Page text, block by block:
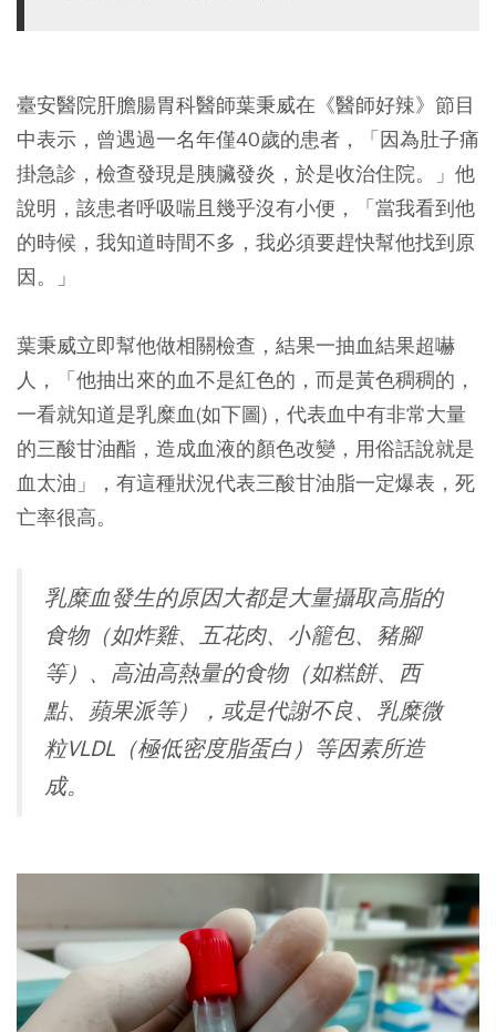
臺安醫院肝膽腸胃科醫師葉秉威在《醫師好辣》節目
中表示，曾遇過一名年僅40歲的患者，「因為肚子痛
掛急診，檢查發現是胰臟發炎，於是收治住院。」他
說明，該患者呼吸喘且幾乎沒有小便，「當我看到他
的時候，我知道時間不多，我必須要趕快幫他找到原
因。」
葉秉威立即幫他做相關檢查，結果一抽血結果超嚇
人，「他抽出來的血不是紅色的，而是黃色稠稠的，
一看就知道是乳糜血(如下圖)，代表血中有非常大量
的三酸甘油酯，造成血液的顏色改變，用俗話說就是
血太油」，有這種狀況代表三酸甘油脂一定爆表，死
亡率很高。
乳糜血發生的原因大都是大量攝取高脂的
食物（如炸雞、五花肉、小籠包、豬腳
等）、高油高熱量的食物（如糕餅、西
點、蘋果派等），或是代謝不良、乳糜微
粒VLDL（極低密度脂蛋白）等因素所造
成。